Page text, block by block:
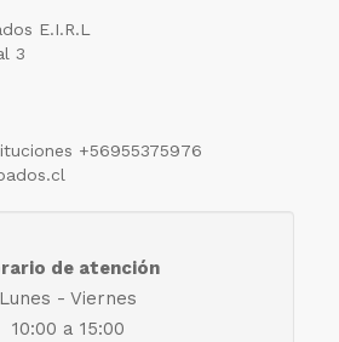
E.I.R.L
3
+56955375976
de atención
Lunes - Viernes
10:00 a 15:00